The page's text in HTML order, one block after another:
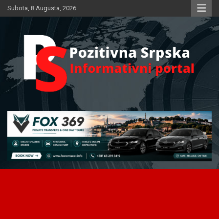
Skip
to
Subota, 8 Augusta, 2026
Pozitivna Srpska